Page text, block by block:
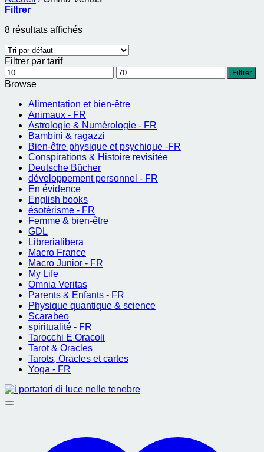
Filtrer
8 résultats affichés
Filtrer par tarif
Prix
min
Prix
max
Filtrer
Browse
Alimentation et bien-être
Animaux - FR
Astrologie & Numérologie - FR
Bambini & ragazzi
Bien-être physique et psychique -FR
Conspirations & Histoire revisitée
Deutsche Bücher
développement personnel - FR
En évidence
English books
ésotérisme - FR
Femme & bien-être
GDL
Librerialibera
Macro France
Macro Junior - FR
My Life
Omnia Veritas
Parents & Enfants - FR
Physique quantique & science
Scarabeo
spiritualité - FR
Tarocchi E Oracoli
Tarot & Oracles
Tarots, Oracles et cartes
Yoga - FR